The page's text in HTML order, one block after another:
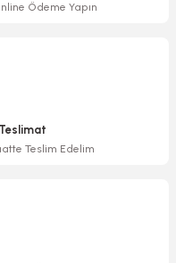
Ödeme Yapın
Teslim Edelim